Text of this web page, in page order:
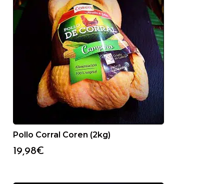
Pollo Corral Coren (2kg)
19,98€